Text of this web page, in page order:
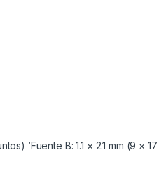
‘Fuente B: 1.1 × 2.1 mm (9